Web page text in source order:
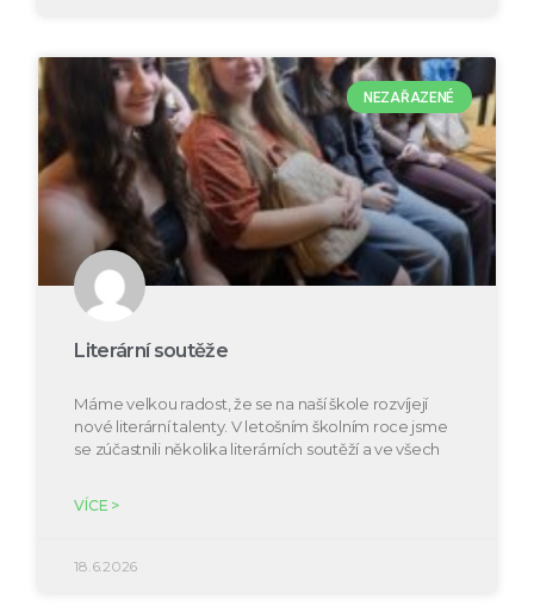
NEZAŘAZENÉ
Literární soutěže
Máme velkou radost, že se na naší škole rozvíjejí
nové literární talenty. V letošním školním roce jsme
se zúčastnili několika literárních soutěží a ve všech
VÍCE >
18.6.2026